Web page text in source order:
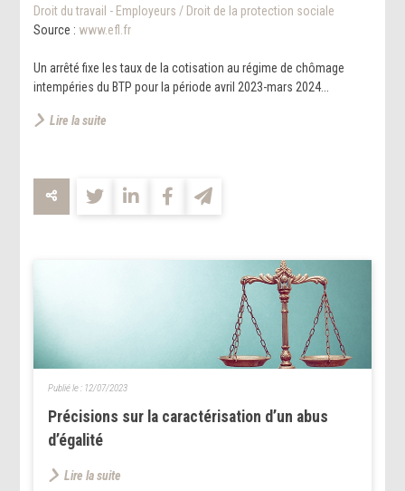
Droit du travail - Employeurs / Droit de la protection sociale
Source : www.efl.fr
Un arrêté fixe les taux de la cotisation au régime de chômage
intempéries du BTP pour la période avril 2023-mars 2024...
Lire la suite
Précisions sur la caractérisation d’un abus
d’égalité
Publié le : 12/07/2023
Lire la suite